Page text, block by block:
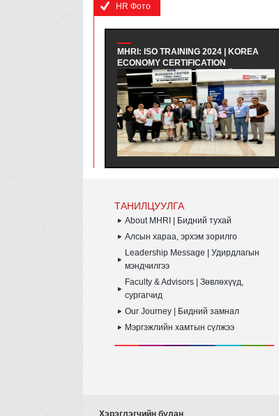
HR Фото
MHRI: ISO TRAINING 2024 | KOREA
ECONOMY CERTIFICATION
REGISTRAR - БНСУ-Н ЭДИЙН
ЗАСГИЙН ГЭРЧИЛГЭЭЖҮҮЛЭХ
ЗӨВЛӨЛИЙН МЭРГЭШҮҮЛЭХ ТУСГАЙ
ХӨТӨЛБӨРТ ЗОЧИН ТӨЛӨӨЛӨГЧӨӨР
ОРОЛЦОЖ, БНСУ-Н ААН БОЛОН ТӨР
ЗАХИРГААНЫ БАЙГУУЛЛАГЫН ҮЙЛ
АЖИЛЛАГААТАЙ ТАНИЛЦАЖ
ТУРШЛАГА СУДЛАХ АЛБАН
ТАНИЛЦУУЛГА
About MHRI | Бидний тухай
Алсын хараа, эрхэм зорилго
Leadership Message | Удирдлагын
мэндчилгээ
Faculty & Advisors | Зөвлөхүүд,
сургагчид
Our Journey | Бидний замнал
Мэргэжлийн хамтын сүлжээ
Хэрэглэгчийн булан